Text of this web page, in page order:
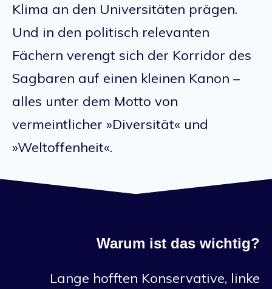
Klima an den Universitäten prägen.
Und in den politisch relevanten
Fächern verengt sich der Korridor des
Sagbaren auf einen kleinen Kanon –
alles unter dem Motto von
vermeintlicher »Diversität« und
»Weltoffenheit«.
Warum ist das wichtig?
Lange hofften Konservative, linke